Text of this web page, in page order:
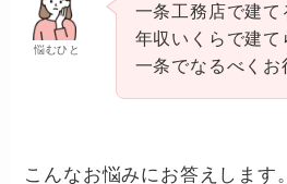
悩むひと
一条工務店で建て
年収いくらで建て
一条でなるべくお
こんなお悩みにお答えします。